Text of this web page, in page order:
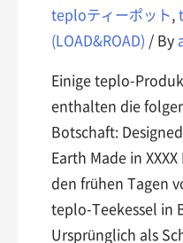
teploティーポット ,
(LOAD&ROAD) / By
Einige teplo-
enthalten die
Botschaft:
Earth Made in
den frühen Tagen
teplo-Teekessel in
Ursprünglich als